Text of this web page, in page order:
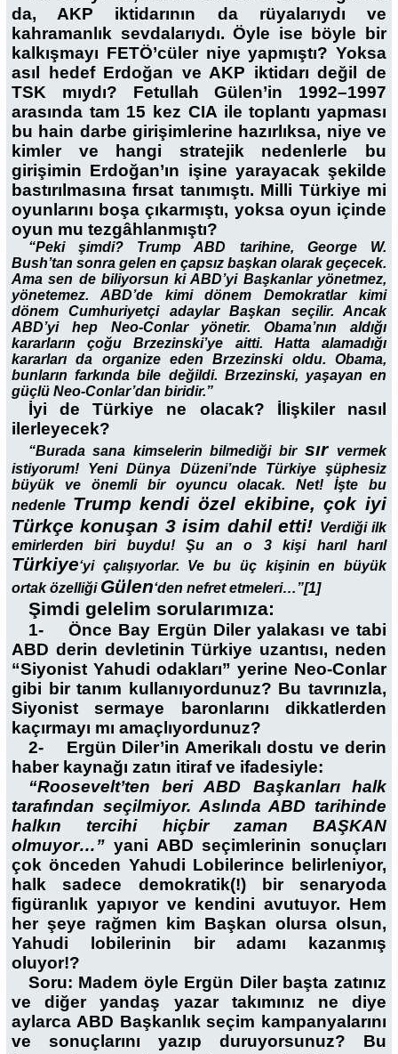
da, AKP iktidarının da rüyalarıydı ve
kahramanlık sevdalarıydı. Öyle ise böyle bir
kalkışmayı FETÖ’cüler niye yapmıştı? Yoksa
asıl hedef Erdoğan ve AKP iktidarı değil de
TSK mıydı? Fetullah Gülen’in 1992–1997
arasında tam 15 kez CIA ile toplantı yapması
bu hain darbe girişimlerine hazırlıksa, niye ve
kimler ve hangi stratejik nedenlerle bu
girişimin Erdoğan’ın işine yarayacak şekilde
bastırılmasına fırsat tanımıştı. Milli Türkiye mi
oyunlarını boşa çıkarmıştı, yoksa oyun içinde
oyun mu tezgâhlanmıştı?
“Peki şimdi? Trump ABD tarihine, George W.
Bush’tan sonra gelen en çapsız başkan olarak geçecek.
Ama sen de biliyorsun ki ABD’yi Başkanlar yönetmez,
yönetemez. ABD’de kimi dönem Demokratlar kimi
dönem Cumhuriyetçi adaylar Başkan seçilir. Ancak
ABD’yi hep Neo-Conlar yönetir. Obama’nın aldığı
kararların çoğu Brzezinski’ye aitti. Hatta alamadığı
kararları da organize eden Brzezinski oldu. Obama,
bunların farkında bile değildi. Brzezinski, yaşayan en
güçlü Neo-Conlar’dan biridir.”
İyi de Türkiye ne olacak? İlişkiler nasıl
ilerleyecek?
“Burada sana kimselerin bilmediği bir sır vermek
istiyorum! Yeni Dünya Düzeni’nde Türkiye şüphesiz
büyük ve önemli bir oyuncu olacak. Net! İşte bu
nedenle Trump kendi özel ekibine, çok iyi
Türkçe konuşan 3 isim dahil etti! Verdiği ilk
emirlerden biri buydu! Şu an o 3 kişi harıl harıl
Türkiye‘yi çalışıyorlar. Ve bu üç kişinin en büyük
ortak özelliği Gülen‘den nefret etmeleri…”[1]
Şimdi gelelim sorularımıza:
1- Önce Bay Ergün Diler yalakası ve tabi
ABD derin devletinin Türkiye uzantısı, neden
“Siyonist Yahudi odakları” yerine Neo-Conlar
gibi bir tanım kullanıyordunuz? Bu tavrınızla,
Siyonist sermaye baronlarını dikkatlerden
kaçırmayı mı amaçlıyordunuz?
2- Ergün Diler’in Amerikalı dostu ve derin
haber kaynağı zatın itiraf ve ifadesiyle:
“Roosevelt’ten beri ABD Başkanları halk
tarafından seçilmiyor. Aslında ABD tarihinde
halkın tercihi hiçbir zaman BAŞKAN
olmuyor…” yani ABD seçimlerinin sonuçları
çok önceden Yahudi Lobilerince belirleniyor,
halk sadece demokratik(!) bir senaryoda
figüranlık yapıyor ve kendini avutuyor. Hem
her şeye rağmen kim Başkan olursa olsun,
Yahudi lobilerinin bir adamı kazanmış
oluyor!?
Soru: Madem öyle Ergün Diler başta zatınız
ve diğer yandaş yazar takımınız ne diye
aylarca ABD Başkanlık seçim kampanyalarını
ve sonuçlarını yazıp duruyorsunuz? Bu